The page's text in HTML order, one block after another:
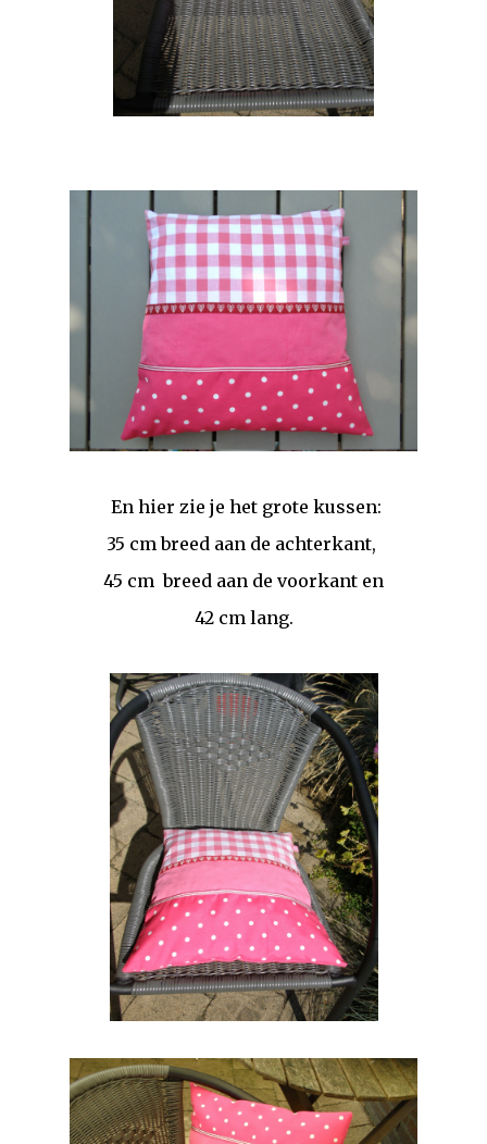
En hier zie je het grote kussen:
35 cm breed aan de achterkant,
45 cm breed aan de voorkant en
42 cm lang.